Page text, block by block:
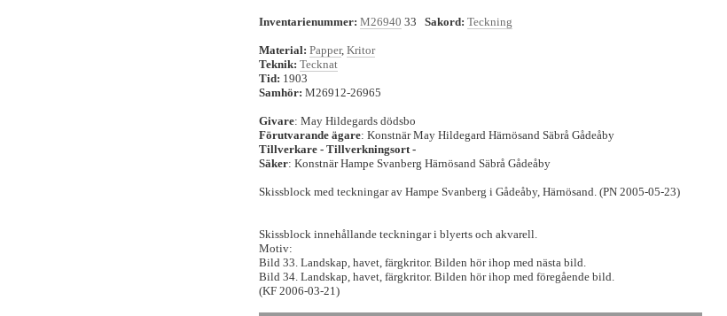
Inventarienummer: M26940 33 Sakord: Teckning
Material: Papper, Kritor
Teknik: Tecknat
Tid: 1903
Samhör: M26912-26965
Givare: May Hildegards dödsbo
Förutvarande ägare: Konstnär May Hildegard Härnösand Säbrå Gådeåby
Tillverkare - Tillverkningsort -
Säker: Konstnär Hampe Svanberg Härnösand Säbrå Gådeåby
Skissblock med teckningar av Hampe Svanberg i Gådeåby, Härnösand. (PN 2005-05-23)
Skissblock innehållande teckningar i blyerts och akvarell.
Motiv:
Bild 33. Landskap, havet, färgkritor. Bilden hör ihop med nästa bild.
Bild 34. Landskap, havet, färgkritor. Bilden hör ihop med föregående bild.
(KF 2006-03-21)